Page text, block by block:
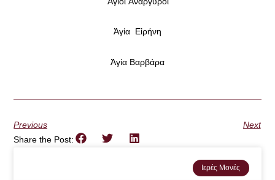
Ἁγία Εἰρήνη
Ἁγία Βαρβάρα
Previous
Next
Share the Post:
Ιερές Μονές